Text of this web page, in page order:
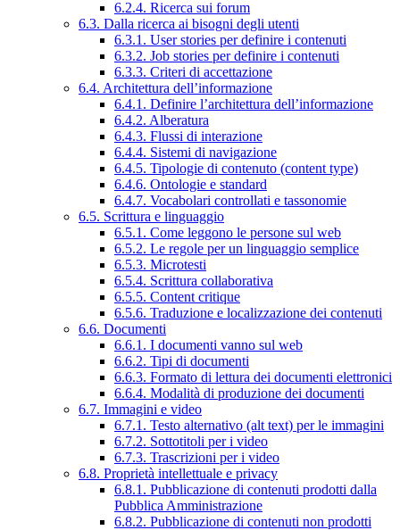
6.2.4. Ricerca sui forum
6.3. Dalla ricerca ai bisogni degli utenti
6.3.1. User stories per definire i contenuti
6.3.2. Job stories per definire i contenuti
6.3.3. Criteri di accettazione
6.4. Architettura dell’informazione
6.4.1. Definire l’architettura dell’informazione
6.4.2. Alberatura
6.4.3. Flussi di interazione
6.4.4. Sistemi di navigazione
6.4.5. Tipologie di contenuto (content type)
6.4.6. Ontologie e standard
6.4.7. Vocabolari controllati e tassonomie
6.5. Scrittura e linguaggio
6.5.1. Come leggono le persone sul web
6.5.2. Le regole per un linguaggio semplice
6.5.3. Microtesti
6.5.4. Scrittura collaborativa
6.5.5. Content critique
6.5.6. Traduzione e localizzazione dei contenuti
6.6. Documenti
6.6.1. I documenti vanno sul web
6.6.2. Tipi di documenti
6.6.3. Formato di lettura dei documenti elettronici
6.6.4. Modalità di produzione dei documenti
6.7. Immagini e video
6.7.1. Testo alternativo (alt text) per le immagini
6.7.2. Sottotitoli per i video
6.7.3. Trascrizioni per i video
6.8. Proprietà intellettuale e privacy
6.8.1. Pubblicazione di contenuti prodotti dalla
Pubblica Amministrazione
6.8.2. Pubblicazione di contenuti non prodotti